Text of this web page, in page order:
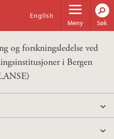
Meny
English
Søk
og forskningsledelse ved
i Bergen